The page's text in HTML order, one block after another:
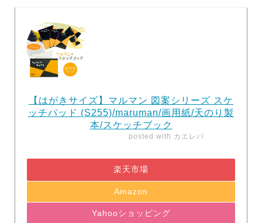
【はがきサイズ】マルマン 図案シリーズ スケ
ッチパッド (S255)/maruman/画用紙/天のり製
本/スケッチブック
posted with カエレバ
楽天市場
Amazon
Yahooショッピング